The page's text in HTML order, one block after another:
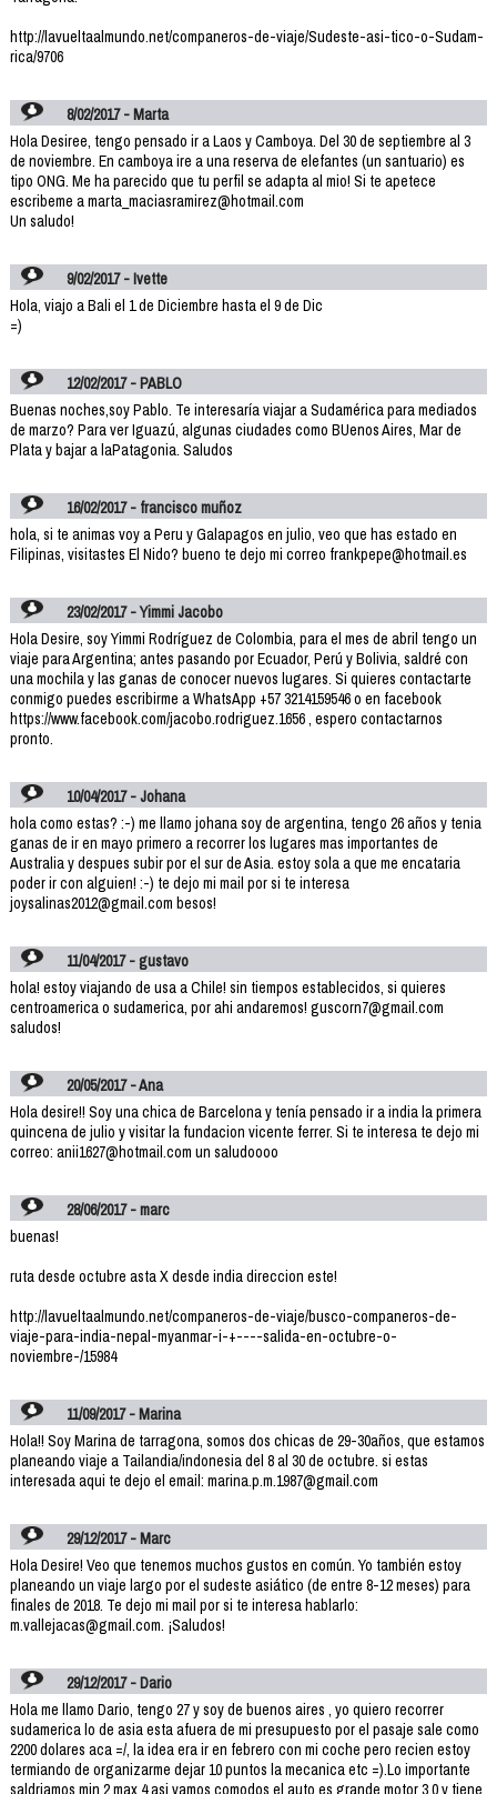
http://lavueltaalmundo.net/companeros-de-viaje/Sudeste-asi-tico-o-Sudam-
rica/9706
8/02/2017 - Marta
Hola Desiree, tengo pensado ir a Laos y Camboya. Del 30 de septiembre al 3
de noviembre. En camboya ire a una reserva de elefantes (un santuario) es
tipo ONG. Me ha parecido que tu perfil se adapta al mio! Si te apetece
escribeme a marta_maciasramirez@hotmail.com
Un saludo!
9/02/2017 - Ivette
Hola, viajo a Bali el 1 de Diciembre hasta el 9 de Dic
=)
12/02/2017 - PABLO
Buenas noches,soy Pablo. Te interesaría viajar a Sudamérica para mediados
de marzo? Para ver Iguazú, algunas ciudades como BUenos Aires, Mar de
Plata y bajar a laPatagonia. Saludos
16/02/2017 - francisco muñoz
hola, si te animas voy a Peru y Galapagos en julio, veo que has estado en
Filipinas, visitastes El Nido? bueno te dejo mi correo frankpepe@hotmail.es
23/02/2017 - Yimmi Jacobo
Hola Desire, soy Yimmi Rodríguez de Colombia, para el mes de abril tengo un
viaje para Argentina; antes pasando por Ecuador, Perú y Bolivia, saldré con
una mochila y las ganas de conocer nuevos lugares. Si quieres contactarte
conmigo puedes escribirme a WhatsApp +57 3214159546 o en facebook
https://www.facebook.com/jacobo.rodriguez.1656 , espero contactarnos
pronto.
10/04/2017 - Johana
hola como estas? :-) me llamo johana soy de argentina, tengo 26 años y tenia
ganas de ir en mayo primero a recorrer los lugares mas importantes de
Australia y despues subir por el sur de Asia. estoy sola a que me encataria
poder ir con alguien! :-) te dejo mi mail por si te interesa
joysalinas2012@gmail.com besos!
11/04/2017 - gustavo
hola! estoy viajando de usa a Chile! sin tiempos establecidos, si quieres
centroamerica o sudamerica, por ahi andaremos! guscorn7@gmail.com
saludos!
20/05/2017 - Ana
Hola desire!! Soy una chica de Barcelona y tenía pensado ir a india la primera
quincena de julio y visitar la fundacion vicente ferrer. Si te interesa te dejo mi
correo: anii1627@hotmail.com un saludoooo
28/06/2017 - marc
buenas!
ruta desde octubre asta X desde india direccion este!
http://lavueltaalmundo.net/companeros-de-viaje/busco-companeros-de-
viaje-para-india-nepal-myanmar-i-+----salida-en-octubre-o-
noviembre-/15984
11/09/2017 - Marina
Hola!! Soy Marina de tarragona, somos dos chicas de 29-30años, que estamos
planeando viaje a Tailandia/indonesia del 8 al 30 de octubre. si estas
interesada aqui te dejo el email: marina.p.m.1987@gmail.com
29/12/2017 - Marc
Hola Desire! Veo que tenemos muchos gustos en común. Yo también estoy
planeando un viaje largo por el sudeste asiático (de entre 8-12 meses) para
finales de 2018. Te dejo mi mail por si te interesa hablarlo:
m.vallejacas@gmail.com. ¡Saludos!
29/12/2017 - Dario
Hola me llamo Dario, tengo 27 y soy de buenos aires , yo quiero recorrer
sudamerica lo de asia esta afuera de mi presupuesto por el pasaje sale como
2200 dolares aca =/, la idea era ir en febrero con mi coche pero recien estoy
termiando de organizarme dejar 10 puntos la mecanica etc =).Lo importante
saldriamos min 2 max 4 asi vamos comodos el auto es grande motor 3.0 y tiene